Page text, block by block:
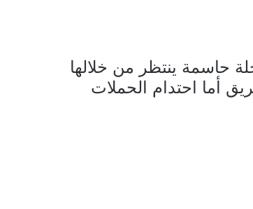
حاسمة ينتظر من خلالها
أما احتدام الحملات